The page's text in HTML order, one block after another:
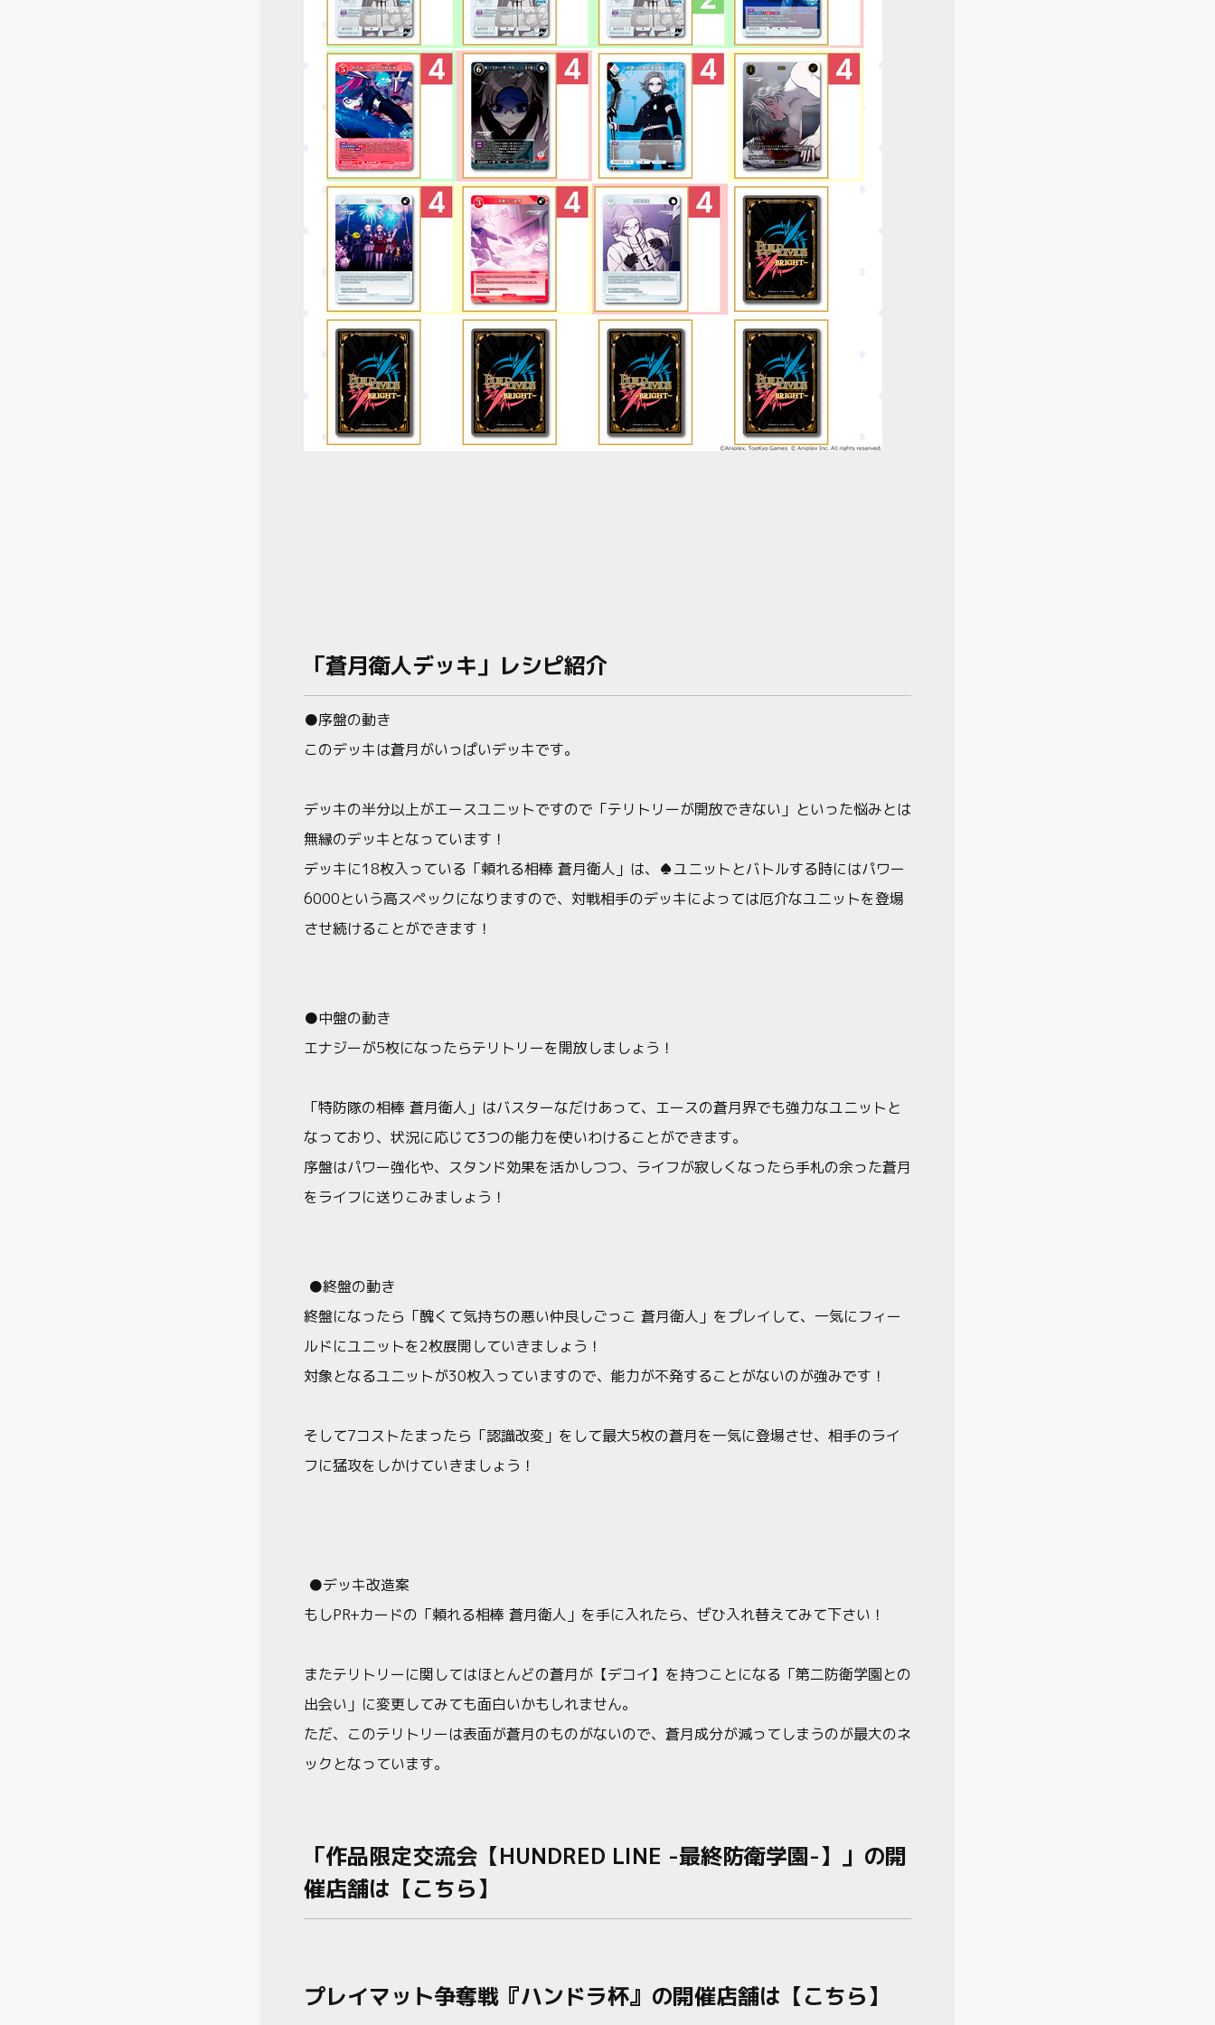
「蒼月衛人デッキ」レシピ紹介
●序盤の動き
このデッキは蒼月がいっぱいデッキです。
デッキの半分以上がエースユニットですので「テリトリーが開放できない」といった悩みとは
無縁のデッキとなっています！
デッキに18枚入っている「頼れる相棒 蒼月衛人」は、♠ユニットとバトルする時にはパワー
6000という高スペックになりますので、対戦相手のデッキによっては厄介なユニットを登場
させ続けることができます！
●中盤の動き
エナジーが5枚になったらテリトリーを開放しましょう！
「特防隊の相棒 蒼月衛人」はバスターなだけあって、エースの蒼月界でも強力なユニットと
なっており、状況に応じて3つの能力を使いわけることができます。
序盤はパワー強化や、スタンド効果を活かしつつ、ライフが寂しくなったら手札の余った蒼月
をライフに送りこみましょう！
●終盤の動き
終盤になったら「醜くて気持ちの悪い仲良しごっこ 蒼月衛人」をプレイして、一気にフィー
ルドにユニットを2枚展開していきましょう！
対象となるユニットが30枚入っていますので、能力が不発することがないのが強みです！
そして7コストたまったら「認識改変」をして最大5枚の蒼月を一気に登場させ、相手のライ
フに猛攻をしかけていきましょう！
●デッキ改造案
もしPR+カードの「頼れる相棒 蒼月衛人」を手に入れたら、ぜひ入れ替えてみて下さい！
またテリトリーに関してはほとんどの蒼月が【デコイ】を持つことになる「第二防衛学園との
出会い」に変更してみても面白いかもしれません。
ただ、このテリトリーは表面が蒼月のものがないので、蒼月成分が減ってしまうのが最大のネ
ックとなっています。
「作品限定交流会【HUNDRED LINE -最終防衛学園-】」の開
催店舗は【こちら】
プレイマット争奪戦『ハンドラ杯』の開催店舗は【こちら】